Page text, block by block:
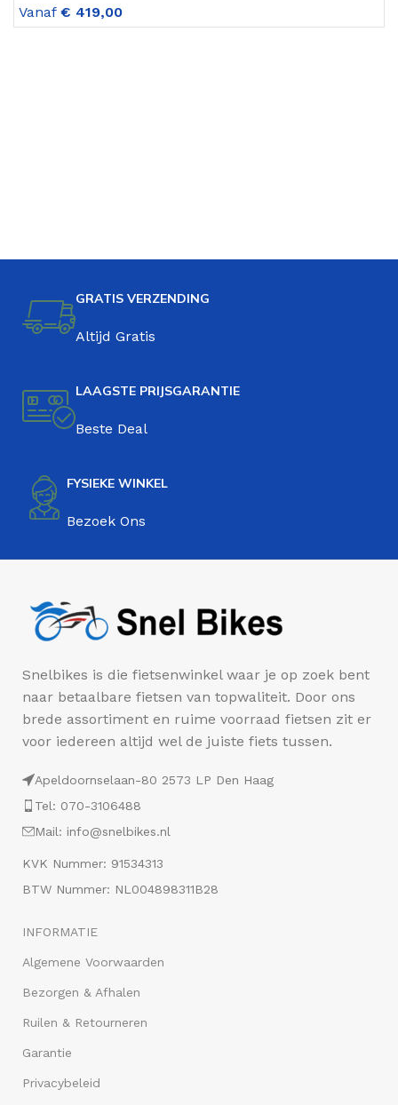
Vanaf € 419,00
GRATIS VERZENDING
Altijd Gratis
LAAGSTE PRIJSGARANTIE
Beste Deal
FYSIEKE WINKEL
Bezoek Ons
Snelbikes is die fietsenwinkel waar je op zoek bent
naar betaalbare fietsen van topwaliteit. Door ons
brede assortiment en ruime voorraad fietsen zit er
voor iedereen altijd wel de juiste fiets tussen.
Apeldoornselaan-80 2573 LP Den Haag
Tel: 070-3106488
Mail: info@snelbikes.nl
KVK Nummer: 91534313
BTW Nummer: NL004898311B28
INFORMATIE
Algemene Voorwaarden
Bezorgen & Afhalen
Ruilen & Retourneren
Garantie
Privacybeleid